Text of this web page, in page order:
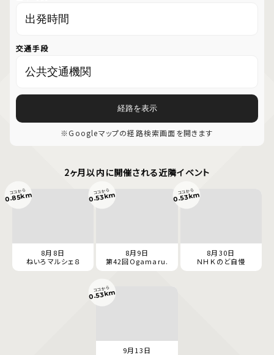
交通手段
経路を表示
※Googleマップの経路検索画面を開きます
2ヶ月以内に開催される近隣イベント
8月8日
ねいろマルシェ８
ココから
0.85km
8月9日
第42回Ogamaru.
ココから
0.53km
8月30日
ＮＨＫのど自慢
ココから
0.53km
9月13日
ココから
0.53km